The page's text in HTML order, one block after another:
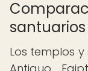
Los templos